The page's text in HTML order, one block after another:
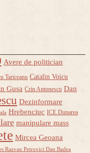
Avere de politician
Tariceanu Catalin Voicu
Gusa Crin Antonescu Dan
Dezinformare
Hrebenciuc ICE Dunarea
manipulare mass
Mircea Geoana
Razvan Petrovici Dan Badea